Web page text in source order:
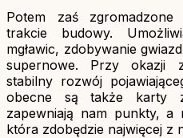
Potem zaś
trakcie budowy.
mgławic, zdobywanie
supernowe. Przy okazji
stabilny rozwój
obecne są także karty
zapewniają nam punkty,
która zdobędzie najwięcej z